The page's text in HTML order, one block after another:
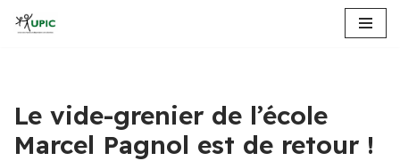
Le vide-grenier de l’école
Marcel Pagnol est de retour !